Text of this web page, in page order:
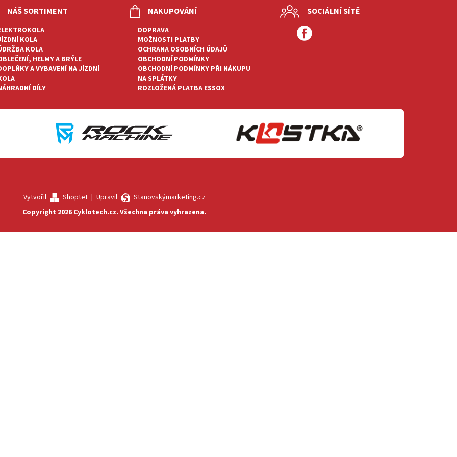
NÁŠ SORTIMENT
KOLA
KOLA
HELMY A BRÝLE
A VYBAVENÍ NA JÍZDNÍ
DÍLY
NAKUPOVÁNÍ
DOPRAVA
MOŽNOSTI PLATBY
OCHRANA OSOBNÍCH ÚDAJŮ
OBCHODNÍ PODMÍNKY
OBCHODNÍ PODMÍNKY PŘI NÁKUPU
NA SPLÁTKY
ROZLOŽENÁ PLATBA ESSOX
SOCIÁLNÍ SÍTĚ
Vytvořil Shoptet| Upravil
Stanovskýmarketing.cz
Copyright 2026 Cyklotech.cz. Všechna práva vyhrazena.